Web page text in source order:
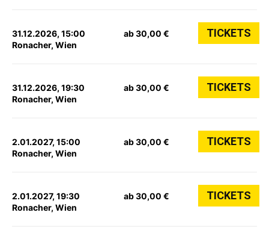
31.12.2026, 15:00
Ronacher, Wien
ab 30,00 € TICKETS
31.12.2026, 19:30
Ronacher, Wien
ab 30,00 € TICKETS
2.01.2027, 15:00
Ronacher, Wien
ab 30,00 € TICKETS
2.01.2027, 19:30
Ronacher, Wien
ab 30,00 € TICKETS